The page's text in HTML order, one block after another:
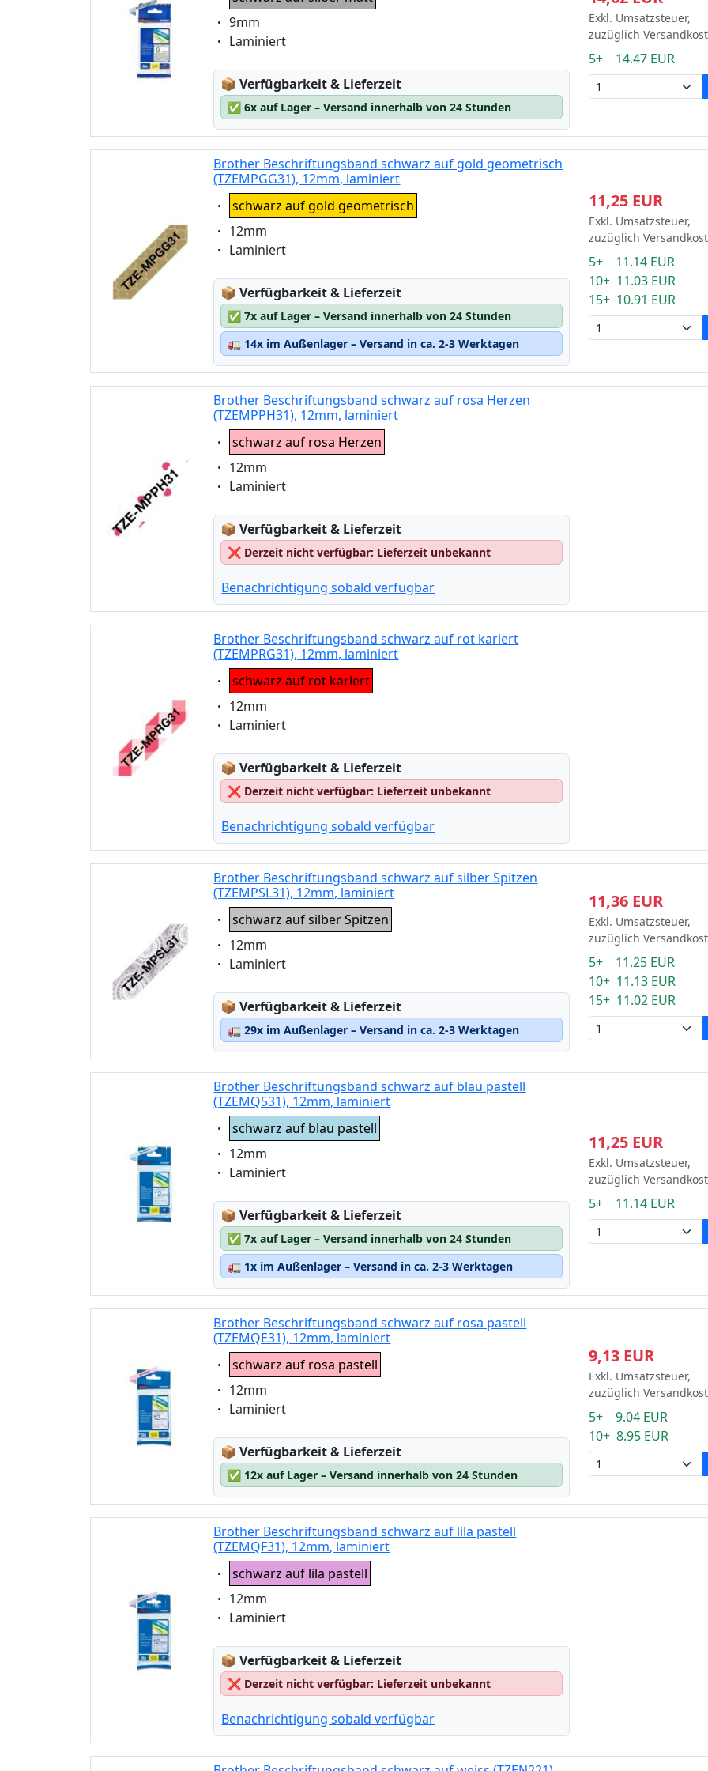
weiss auf transparent
Eigenschaft:
9mm
Eigenschaft:
Laminiert
📦Lagerstatus:
Verfügbarkeit & Lieferzeit
✅ 6x auf Lager – Versand innerhalb von 24 Stunden
Exkl. Umsatzsteuer,
zuzüglich
5+ 14.47 EUR
Brother Beschriftungsband schwarz auf gold geometrisch
(TZEMPGG31), 12mm, laminiert
Eigenschaft:
schwarz auf gold geometrisch
Eigenschaft:
12mm
Eigenschaft:
Laminiert
📦Lagerstatus:
Verfügbarkeit & Lieferzeit
✅ 7x auf Lager – Versand innerhalb von 24 Stunden
🚛 14x im Außenlager – Versand in ca. 2-3 Werktagen
11,25 EUR
Exkl. Umsatzsteuer,
zuzüglich
5+ 11.14 EUR
10+ 11.03 EUR
15+ 10.91 EUR
Brother Beschriftungsband schwarz auf rosa Herzen
(TZEMPPH31), 12mm, laminiert
Eigenschaft:
schwarz auf rosa Herzen
Eigenschaft:
12mm
Eigenschaft:
Laminiert
📦Lagerstatus:
Verfügbarkeit & Lieferzeit
❌ Derzeit nicht verfügbar: Lieferzeit unbekannt
Benachrichtigung sobald verfügbar
Brother Beschriftungsband schwarz auf rot kariert
(TZEMPRG31), 12mm, laminiert
Eigenschaft:
schwarz auf rot kariert
Eigenschaft:
12mm
Eigenschaft:
Laminiert
📦Lagerstatus:
Verfügbarkeit & Lieferzeit
❌ Derzeit nicht verfügbar: Lieferzeit unbekannt
Benachrichtigung sobald verfügbar
Brother Beschriftungsband schwarz auf silber Spitzen
(TZEMPSL31), 12mm, laminiert
Eigenschaft:
schwarz auf silber Spitzen
Eigenschaft:
12mm
Eigenschaft:
Laminiert
📦Lagerstatus:
Verfügbarkeit & Lieferzeit
🚛 29x im Außenlager – Versand in ca. 2-3 Werktagen
11,36 EUR
Exkl. Umsatzsteuer,
zuzüglich
5+ 11.25 EUR
10+ 11.13 EUR
15+ 11.02 EUR
Brother Beschriftungsband schwarz auf blau pastell
(TZEMQ531), 12mm, laminiert
Eigenschaft:
schwarz auf blau pastell
Eigenschaft:
12mm
Eigenschaft:
Laminiert
📦Lagerstatus:
Verfügbarkeit & Lieferzeit
✅ 7x auf Lager – Versand innerhalb von 24 Stunden
🚛 1x im Außenlager – Versand in ca. 2-3 Werktagen
11,25 EUR
Exkl. Umsatzsteuer,
zuzüglich
5+ 11.14 EUR
Brother Beschriftungsband schwarz auf rosa pastell
(TZEMQE31), 12mm, laminiert
Eigenschaft:
schwarz auf rosa pastell
Eigenschaft:
12mm
Eigenschaft:
Laminiert
📦Lagerstatus:
Verfügbarkeit & Lieferzeit
✅ 12x auf Lager – Versand innerhalb von 24 Stunden
9,13 EUR
Exkl. Umsatzsteuer,
zuzüglich
5+ 9.04 EUR
10+ 8.95 EUR
Brother Beschriftungsband schwarz auf lila pastell
(TZEMQF31), 12mm, laminiert
Eigenschaft:
schwarz auf lila pastell
Eigenschaft:
12mm
Eigenschaft:
Laminiert
📦Lagerstatus:
Verfügbarkeit & Lieferzeit
❌ Derzeit nicht verfügbar: Lieferzeit unbekannt
Benachrichtigung sobald verfügbar